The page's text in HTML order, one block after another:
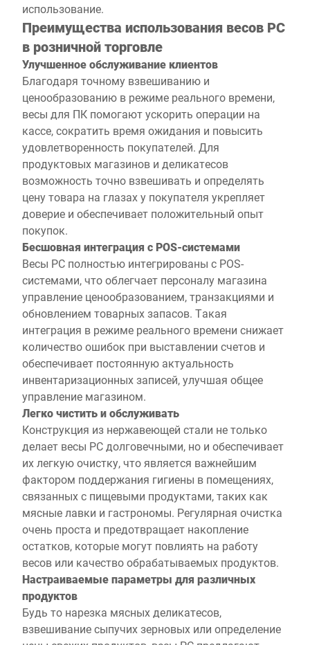
использование.
Преимущества использования весов PC
в розничной торговле
Улучшенное обслуживание клиентов
Благодаря точному взвешиванию и
ценообразованию в режиме реального времени,
весы для ПК помогают ускорить операции на
кассе, сократить время ожидания и повысить
удовлетворенность покупателей. Для
продуктовых магазинов и деликатесов
возможность точно взвешивать и определять
цену товара на глазах у покупателя укрепляет
доверие и обеспечивает положительный опыт
покупок.
Бесшовная интеграция с POS-системами
Весы PC полностью интегрированы с POS-
системами, что облегчает персоналу магазина
управление ценообразованием, транзакциями и
обновлением товарных запасов. Такая
интеграция в режиме реального времени снижает
количество ошибок при выставлении счетов и
обеспечивает постоянную актуальность
инвентаризационных записей, улучшая общее
управление магазином.
Легко чистить и обслуживать
Конструкция из нержавеющей стали не только
делает весы PC долговечными, но и обеспечивает
их легкую очистку, что является важнейшим
фактором поддержания гигиены в помещениях,
связанных с пищевыми продуктами, таких как
мясные лавки и гастрономы. Регулярная очистка
очень проста и предотвращает накопление
остатков, которые могут повлиять на работу
весов или качество обрабатываемых продуктов.
Настраиваемые параметры для различных
продуктов
Будь то нарезка мясных деликатесов,
взвешивание сыпучих зерновых или определение